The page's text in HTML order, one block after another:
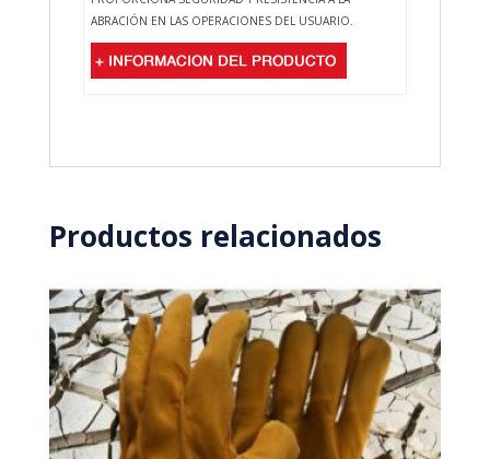
ABRACIÓN EN LAS OPERACIONES DEL USUARIO.
Productos relacionados